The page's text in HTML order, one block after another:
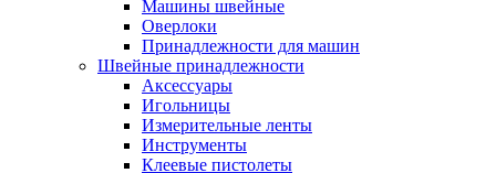
Машины швейные
Оверлоки
Принадлежности для машин
Швейные принадлежности
Аксессуары
Игольницы
Измерительные ленты
Инструменты
Клеевые пистолеты